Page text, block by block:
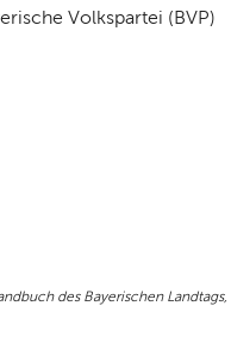
Volkspartei (BVP)
des Bayerischen Landtags,